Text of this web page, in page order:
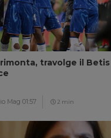
travolge il
Mag 01:57 2 min